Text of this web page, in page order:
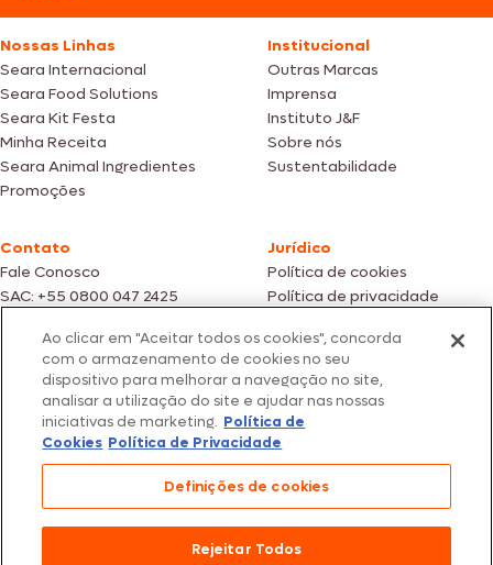
Nossas Linhas
Seara Internacional
Seara Food Solutions
Seara Kit Festa
Minha Receita
Seara Animal Ingredientes
Promoções
Institucional
Outras Marcas
Imprensa
Instituto J&F
Sobre nós
Sustentabilidade
Contato
Fale Conosco
SAC: +55 0800 047 2425
Jurídico
Política de cookies
Política de privacidade
Fotos meramente ilustrativas | Ofertas válidas enquanto durarem os
estoques dos nossos parceiros | Vendas sujeitas a análise e confirmação
de dados.
Os preços, promoções e condições de pagamento são válidos
exclusivamente para compras efetuadas em nossos parceiros.
Todos os produtos estão sujeitos a disponibilidade de estoque.
São Paulo/SP – CEP 05.118-100
© 2026 Seara. Todos os direitos reservados
Ao clicar em "Aceitar todos os cookies", concorda
com o armazenamento de cookies no seu
dispositivo para melhorar a navegação no site,
analisar a utilização do site e ajudar nas nossas
iniciativas de marketing. Política de
Cookies Política de Privacidade
Definições de cookies
Rejeitar Todos